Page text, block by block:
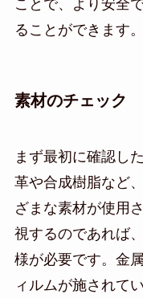
ことで、より安全
ることができます。
素材のチェック
まず最初に確認し
革や合成樹脂など
ざまな素材が使用
視するのであれば
様が必要です。金
ィルムが施されて